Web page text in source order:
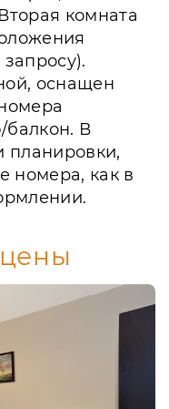
комната
оснащен
В
планировки,
номера, как в